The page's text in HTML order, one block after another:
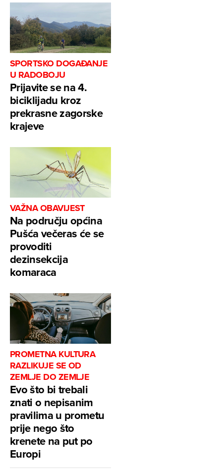
SPORTSKO DOGAĐANJE
U RADOBOJU
Prijavite se na 4.
biciklijadu kroz
prekrasne zagorske
krajeve
VAŽNA OBAVIJEST
Na području općina
Pušća večeras će se
provoditi
dezinsekcija
komaraca
PROMETNA KULTURA
RAZLIKUJE SE OD
ZEMLJE DO ZEMLJE
Evo što bi trebali
znati o nepisanim
pravilima u prometu
prije nego što
krenete na put po
Europi